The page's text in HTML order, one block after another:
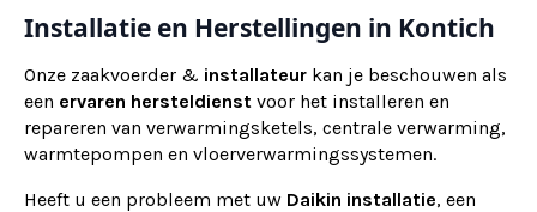
Installatie en Herstellingen in Kontich
Onze zaakvoerder & installateur kan je beschouwen als
een ervaren hersteldienst voor het installeren en
repareren van verwarmingsketels, centrale verwarming,
warmtepompen en vloerverwarmingssystemen.
Heeft u een probleem met uw Daikin installatie, een